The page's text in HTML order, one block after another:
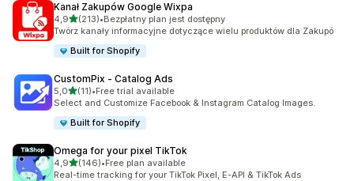
Kanał Zakupów Google Wixpa
4,9na 5 gwiazdek
(213)
Łączna liczba recenzji: 213
•Bezpłatny plan jest dostępny
Twórz kanały informacyjne dotyczące wielu produktów dla Zakupó
Built for Shopify
CustomPix ‑ Catalog Ads
5,0na 5 gwiazdek
(11)
Łączna liczba recenzji: 11
•Free trial available
Select and Customize Facebook & Instagram Catalog Images.
Built for Shopify
Omega for your pixel TikTok
4,9na 5 gwiazdek
(146)
Łączna liczba recenzji: 146
•Free plan available
Real-time tracking for your TikTok Pixel, E-API & TikTok Ads